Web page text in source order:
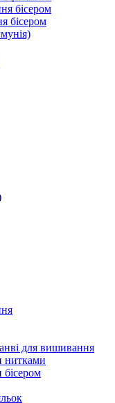
бісером
бісером
для вишивання
нитками